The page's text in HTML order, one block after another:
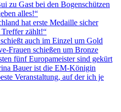
zu Gast bei den Bogenschützen
alles!“
hat erste Medaille sicher
zählt!“
auch im Einzel um Gold
Frauen schießen um Bronze
fünf Europameister sind gekürt
Bauer ist die EM-Königin
Veranstaltung, auf der ich je